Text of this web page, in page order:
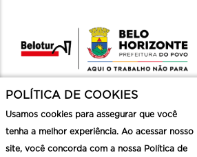
POLÍTICA DE COOKIES
Usamos cookies para assegurar que você
tenha a melhor experiência. Ao acessar nosso
site, você concorda com a nossa Política de